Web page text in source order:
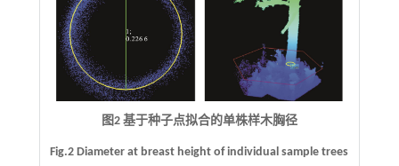
图2 基于种子点拟合的单株样木胸径
Fig.2 Diameter at breast height of individual sample trees